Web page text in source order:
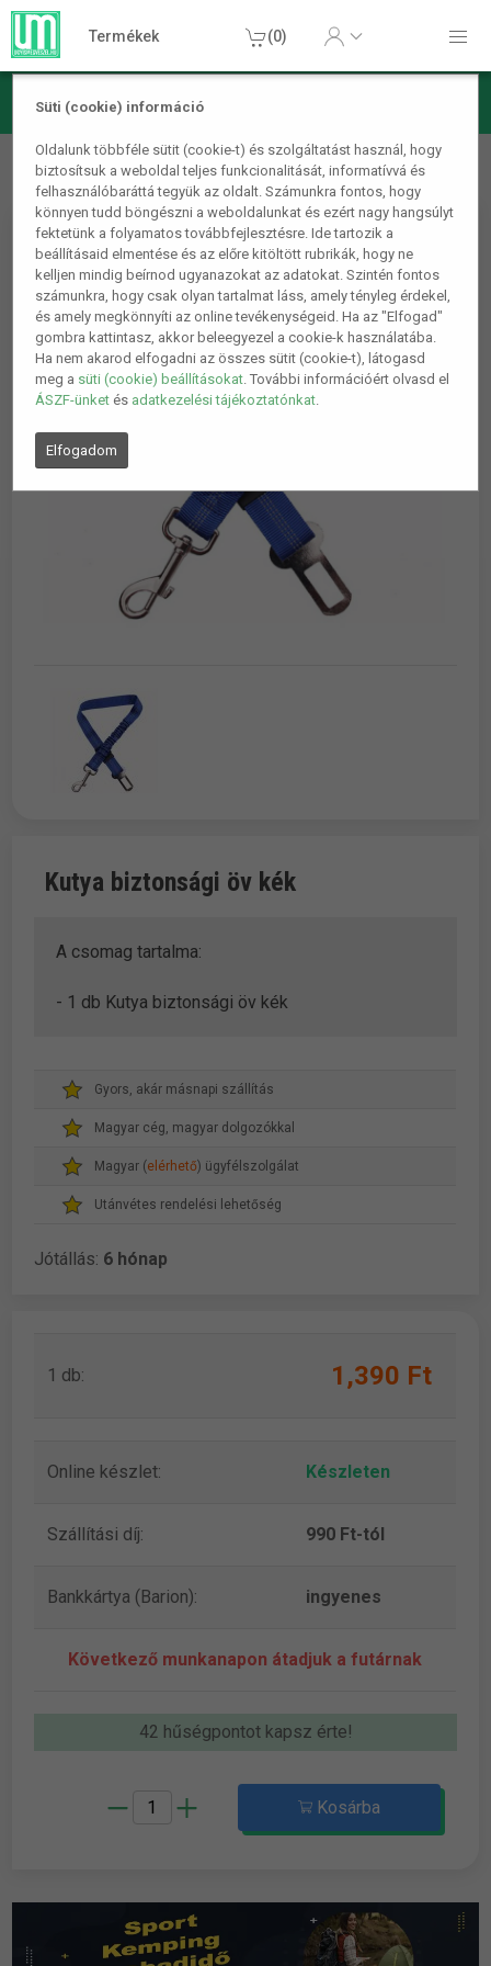
Süti (cookie) információ
Oldalunk többféle sütit (cookie-t) és szolgáltatást használ, hogy
biztosítsuk a weboldal teljes funkcionalitását, informatívvá és
felhasználóbaráttá tegyük az oldalt. Számunkra fontos, hogy
könnyen tudd böngészni a weboldalunkat és ezért nagy hangsúlyt
fektetünk a folyamatos továbbfejlesztésre. Ide tartozik a
beállításaid elmentése és az előre kitöltött rubrikák, hogy ne
kelljen mindig beírnod ugyanazokat az adatokat. Szintén fontos
számunkra, hogy csak olyan tartalmat láss, amely tényleg érdekel,
és amely megkönnyíti az online tevékenységeid. Ha az "Elfogad"
gombra kattintasz, akkor beleegyezel a cookie-k használatába.
Ha nem akarod elfogadni az összes sütit (cookie-t), látogasd
meg a süti (cookie) beállításokat. További információért olvasd el
ÁSZF-ünket és adatkezelési tájékoztatónkat.
Elfogadom
Termékek (0)
Otthon, lakás, háztartás Házikedvenc Póráz
Kutya
biztonsági öv kék
Kutya biztonsági öv kék
A csomag tartalma:
- 1 db Kutya biztonsági öv kék
Gyors, akár másnapi szállítás
Magyar cég, magyar dolgozókkal
Magyar (elérhető) ügyfélszolgálat
Utánvétes rendelési lehetőség
Jótállás: 6 hónap
1 db: 1,390 Ft
Online készlet: Készleten
Szállítási díj: 990 Ft-tól
Bankkártya (Barion): ingyenes
Következő munkanapon átadjuk a futárnak
42 hűségpontot kapsz érte!
Kosárba